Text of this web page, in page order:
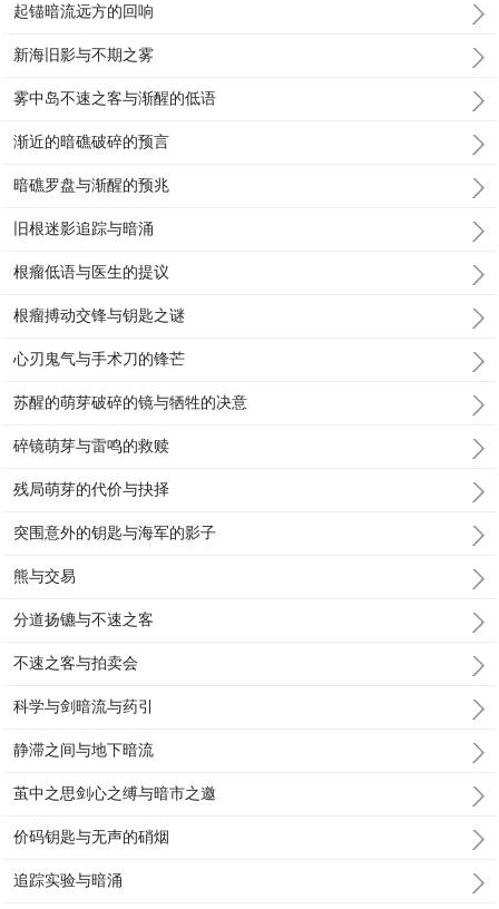
起锚暗流远方的回响
新海旧影与不期之雾
雾中岛不速之客与渐醒的低语
渐近的暗礁破碎的预言
暗礁罗盘与渐醒的预兆
旧根迷影追踪与暗涌
根瘤低语与医生的提议
根瘤搏动交锋与钥匙之谜
心刃鬼气与手术刀的锋芒
苏醒的萌芽破碎的镜与牺牲的决意
碎镜萌芽与雷鸣的救赎
残局萌芽的代价与抉择
突围意外的钥匙与海军的影子
熊与交易
分道扬镳与不速之客
不速之客与拍卖会
科学与剑暗流与药引
静滞之间与地下暗流
茧中之思剑心之缚与暗市之邀
价码钥匙与无声的硝烟
追踪实验与暗涌